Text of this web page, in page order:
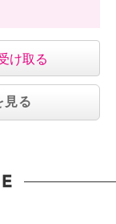
け取る
見る